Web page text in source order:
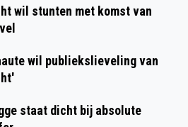
wil stunten met komst van
wil publiekslieveling van
staat dicht bij absolute